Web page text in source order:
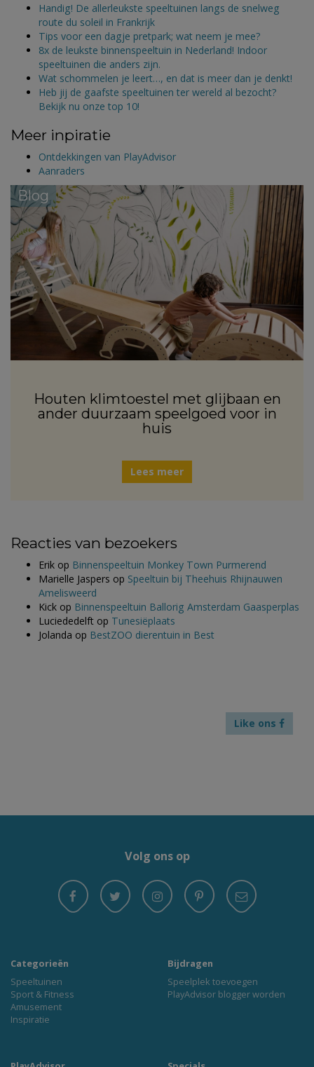
Handig! De allerleukste speeltuinen langs de snelweg
route du soleil in Frankrijk
Tips voor een dagje pretpark; wat neem je mee?
8x de leukste binnenspeeltuin in Nederland! Indoor
speeltuinen die anders zijn.
Wat schommelen je leert…, en dat is meer dan je denkt!
Heb jij de gaafste speeltuinen ter wereld al bezocht?
Bekijk nu onze top 10!
Meer inpiratie
Ontdekkingen van PlayAdvisor
Aanraders
Blog
Houten klimtoestel met glijbaan en
ander duurzaam speelgoed voor in
huis
Lees meer
Reacties van bezoekers
Erik op Binnenspeeltuin Monkey Town Purmerend
Marielle Jaspers op Speeltuin bij Theehuis Rhijnauwen
Amelisweerd
Kick op Binnenspeeltuin Ballorig Amsterdam Gaasperplas
Luciededelft op Tunesiëplaats
Jolanda op BestZOO dierentuin in Best
Like ons
Volg ons op
Categorieën
Speeltuinen
Sport & Fitness
Amusement
Inspiratie
Bijdragen
Speelplek toevoegen
PlayAdvisor blogger worden